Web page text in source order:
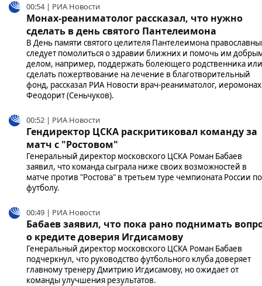
00:54 | РИА Новости
Монах-реаниматолог рассказал, что нужно
сделать в день святого Пантелеимона
В День памяти святого целителя Пантелеимона
следует помолиться о здравии ближних и помочь им
делом, например, поддержать болеющего родственника или
сделать пожертвование на лечение в благотворительный
фонд, рассказал РИА Новости врач-реаниматолог, иеромонах
Феодорит (Сеньчуков).
00:52 | РИА Новости
Гендиректор ЦСКА раскритиковал команду за
матч с "Ростовом"
Генеральный директор московского ЦСКА Роман Бабаев
заявил, что команда сыграла ниже своих возможностей в
матче против "Ростова" в третьем туре чемпионата России по
футболу.
00:49 | РИА Новости
Бабаев заявил, что пока рано поднимать
о кредите доверия Игдисамову
Генеральный директор московского ЦСКА Роман Бабаев
подчеркнул, что руководство футбольного клуба доверяет
главному тренеру Дмитрию Игдисамову, но ожидает от
команды улучшения результатов.